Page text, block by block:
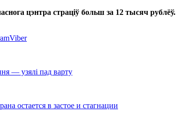
цэнтра страціў больш за 12 тысяч рублёў.
Viber
— узялі пад варту
остается в застое и стагнации